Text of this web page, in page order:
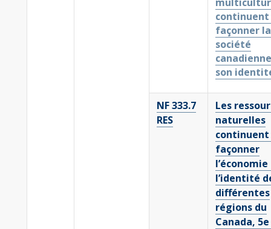
continuent
façonner la
société
son
NF 333.7
RES
Les
naturelles
continuent
façonner
l’identité
différentes
régions du
Canada,